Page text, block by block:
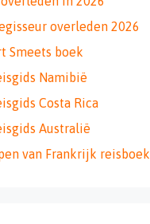
overleden 2026
Smeets boek
Namibië
Costa Rica
Australië
van Frankrijk reisboek